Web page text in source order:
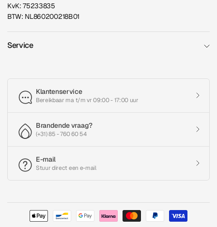
KvK: 75233835
BTW: NL860200218B01
Service
Klantenservice
Bereikbaar ma t/m vr 09:00 - 17:00 uur
Brandende vraag?
(+31) 85 - 760 60 54
E-mail
Stuur direct een e-mail